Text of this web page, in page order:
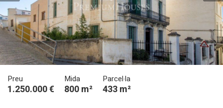
Preu
1.250.000 €
Mida
800 m²
Parcel·la
433 m²